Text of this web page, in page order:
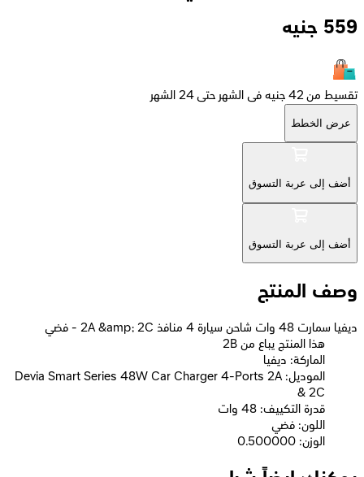
559 جنيه
تقسيط من 42 جنيه فى الشهر حتى 24 الشهر
عرض الخطط
أضف إلى عربة التسوق
أضف إلى عربة التسوق
وصف المنتج
ديفيا سمارت 48 وات شاحن سيارة 4 منافذ 2A &amp; 2C - فضي
2B هذا المنتج يباع من
الماركة: ديفيا
الموديل: Devia Smart Series 48W Car Charger 4-Ports 2A
& 2C
قدرة التكييف: 48 وات
اللون: فضي
الوزن: 0.500000